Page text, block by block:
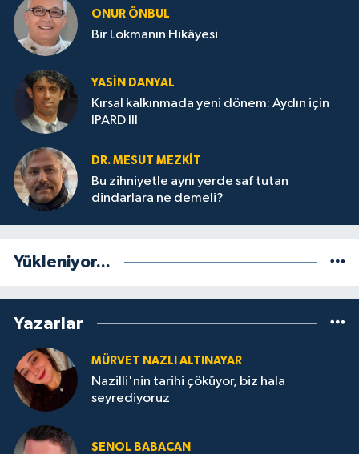
ONUR ÖNBUL
Bir Lokmanın Hikâyesi
YASIN DANYAL
Kırsal kalkınmada yeni dönem: Aydın için
IPARD III
DR. MESUT MEZKIT
Bu zihniyetle aynı yerde saf tutan
dindarlara ne demeli?
Yükleniyor...
Yazarlar
MÜRVET NAZLI ALTINAYAR
Nazilli'nin tarihi çöküyor, biz hala
seyrediyoruz
ŞENOL BABACAN